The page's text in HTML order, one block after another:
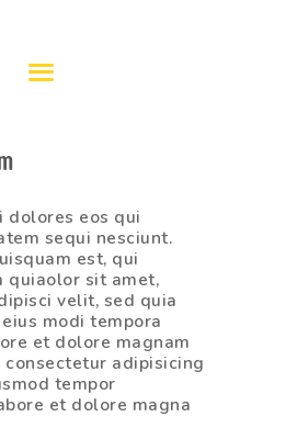
dolores eos qui
sequi nesciunt.
est, qui
quiaolor sit amet,
velit, sed quia
modi tempora
et dolore magnam
adipisicing
tempor
et dolore magna